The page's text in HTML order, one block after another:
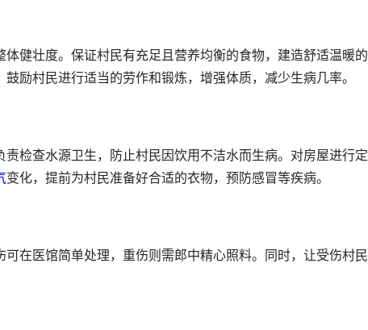
健壮度。保证村民有充足且营养均衡的食物，建造舒适温暖的
励村民进行适当的劳作和锻炼，增强体质，减少生病几率。
检查水源卫生，防止村民因饮用不洁水而生病。对房屋进行定
变化，提前为村民准备好合适的衣物，预防感冒等疾病。
在医馆简单处理，重伤则需郎中精心照料。同时，让受伤村民